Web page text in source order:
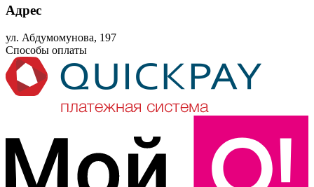
Адрес
ул. Абдумомунова, 197
Способы оплаты